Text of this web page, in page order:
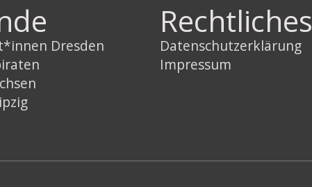
Dresden
Rechtliches
Datenschutzerklärung
Impressum